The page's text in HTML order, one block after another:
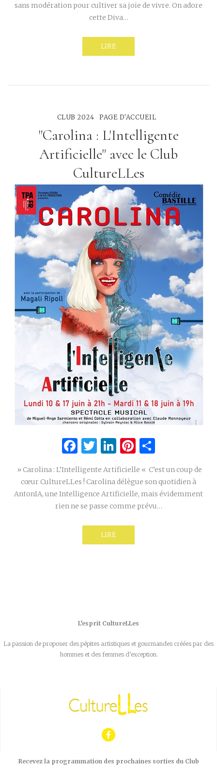
sans modération pour cultiver sa joie de vivre. On adore
cette Diva…
LIRE
CLUB 2024 PAGE D'ACCUEIL
"Carolina : L'Intelligente
Artificielle" avec le Club
CultureLLes
Facebook
Twitter
LinkedIn
Pinterest
» Carolina : L’Intelligente Artificielle « C’est un coup de
cœur CultureLLes ! Carolina délègue son quotidien à
AntonIA, une Intelligence Artificielle, mais évidemment
rien ne se passe comme prévu…
LIRE
L’esprit CultureLLes
La passion de proposer des pépites artistiques et gourmandes créées par des
hommes et des femmes d’exception.
Recevez la programmation des prochaines sorties du Club